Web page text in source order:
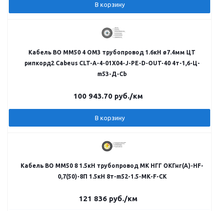
В корзину
Кабель ВО MM50 4 OM3 трубопровод 1.6кН ø7.4мм ЦТ
рипкорд2 Cabeus CLT-A-4-01X04-J-PE-D-OUT-40 4т-1,6-Ц-
m53-Д-Cb
100 943.70руб./км
В корзину
Кабель ВО MM50 8 1.5кН трубопровод МК НГГ ОКГнг(A)-HF-
0,7(50)-8П 1.5кН 8т-m52-1.5-МК-F-СК
121 836руб./км